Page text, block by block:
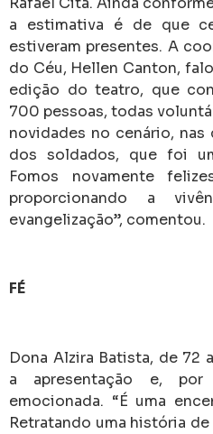
a estimativa é de que
estiveram presentes. A
do Céu, Hellen Canton,
edição do teatro, que
700 pessoas, todas
novidades no cenário, nas
dos soldados, que foi
Fomos novamente
proporcionando a
evangelização”, comentou.
FÉ
Dona Alzira Batista, de 72
a apresentação e,
emocionada. “É uma
Retratando uma história de